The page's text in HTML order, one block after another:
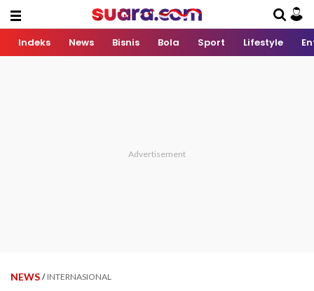
Indeks News Bisnis Bola Sport Lifestyle
NEWS / INTERNASIONAL